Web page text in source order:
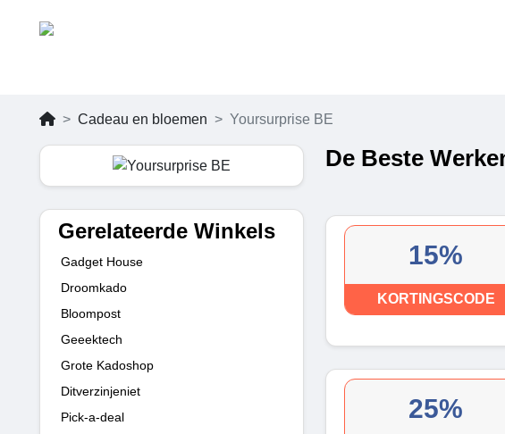
Cadeau en bloemen Yoursurprise BE
Gerelateerde Winkels
Gadget House
Droomkado
Bloompost
Geeektech
Grote Kadoshop
Ditverzinjeniet
Pick-a-deal
De Beste
15%
KORTINGSCODE
25%